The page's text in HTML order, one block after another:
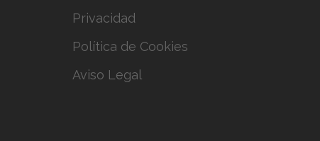
Privacidad
Política de Cookies
Aviso Legal